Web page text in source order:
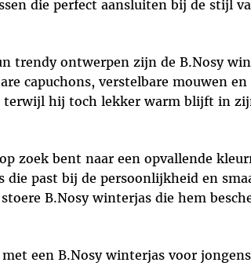
die perfect aansluiten bij de stijl
trendy ontwerpen zijn de B.Nosy
capuchons, verstelbare mouwen
terwijl hij toch lekker warm blijft in
zoek bent naar een opvallende
die past bij de persoonlijkheid en
B.Nosy winterjas die hem
een B.Nosy winterjas voor